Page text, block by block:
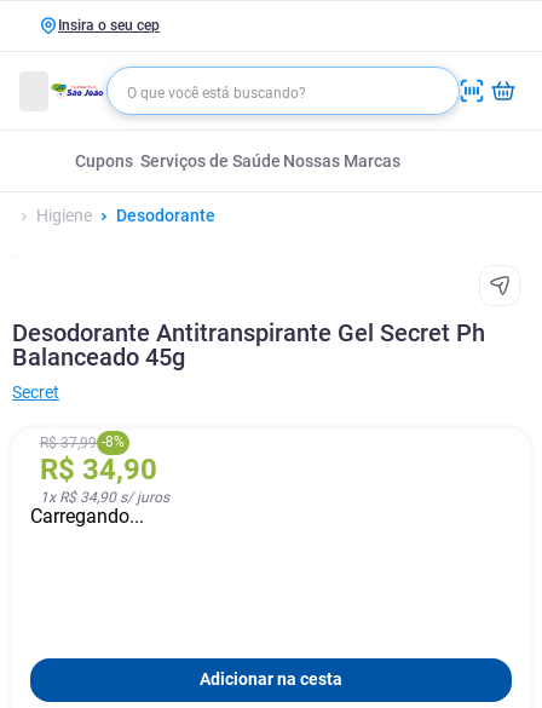
Insira o seu cep
Cupons Serviços de Saúde Nossas Marcas
Higiene Desodorante
Desodorante Antitranspirante Gel Secret Ph
Balanceado 45g
Secret
R$ 37,99 -8%
R$ 34,90
1x R$ 34,90s/ juros
Carregando...
Adicionar na cesta